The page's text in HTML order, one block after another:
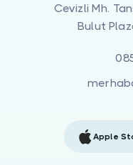
Cevizli Mh.
Bulut
Apple